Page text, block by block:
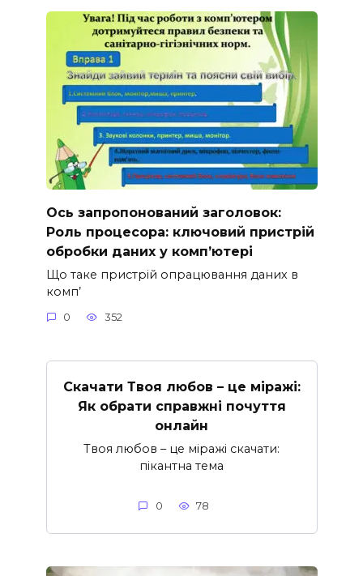
Ось запропонований заголовок:
Роль процесора: ключовий пристрій
обробки даних у комп’ютері
Що таке пристрій опрацювання даних в
комп’
0 352
Скачати Твоя любов – це міражі:
Як обрати справжні почуття
онлайн
Твоя любов – це міражі скачати:
пікантна тема
0 78